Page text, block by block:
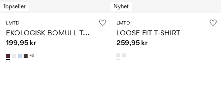
Topseller
LMTD
E
KOLOGISK BOMULL TOPP
199,95 kr
+3
Nyhet
LMTD
LOOSE FIT T-SHIRT
259,95 kr